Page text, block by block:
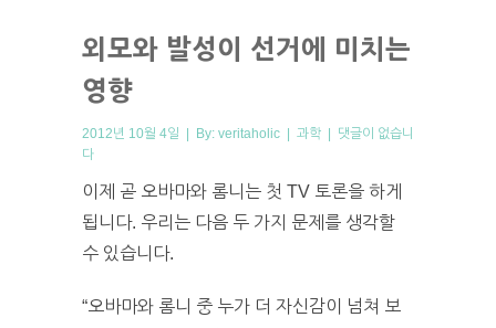
외모와 발성이 선거에 미치는
영향
2012년 10월 4일 | By: veritaholic | 과학 | 댓글이 없습니
다
이제 곧 오바마와 롬니는 첫 TV 토론을 하게
됩니다. 우리는 다음 두 가지 문제를 생각할
수 있습니다.
“오바마와 롬니 중 누가 더 자신감이 넘쳐 보